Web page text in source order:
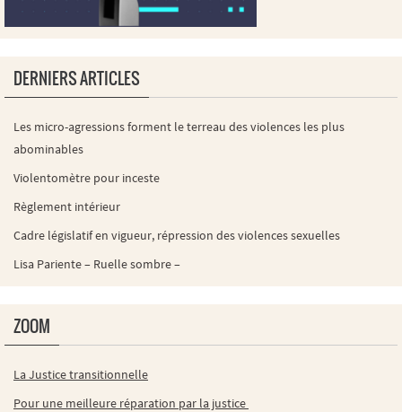
DERNIERS ARTICLES
Les micro-agressions forment le terreau des violences les plus
abominables
Violentomètre pour inceste
Règlement intérieur
Cadre législatif en vigueur, répression des violences sexuelles
Lisa Pariente – Ruelle sombre –
ZOOM
La Justice transitionnelle
Pour une meilleure réparation par la justice